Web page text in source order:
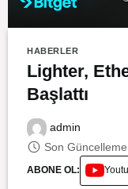
HABERLER
Lighter,
Başlattı
admin
Son
ABONE OL: